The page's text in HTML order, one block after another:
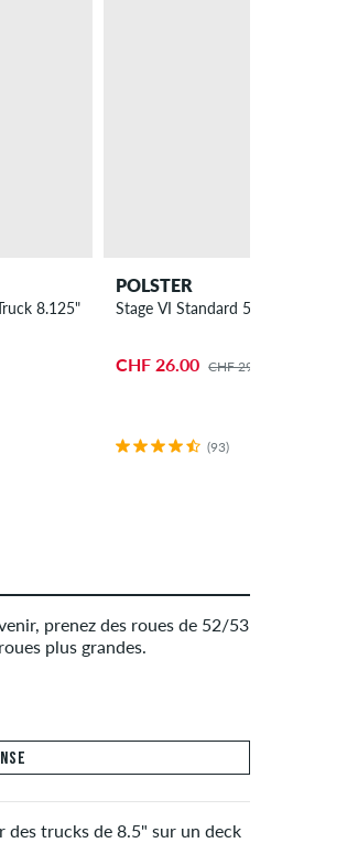
8.125"
POLSTER
Stage VI Standard 5.5" Truck 8.125"
CHF 26.00 CHF 29.00
(93)
prenez des roues de 52/53
plus grandes.
des trucks de 8.5" sur un deck